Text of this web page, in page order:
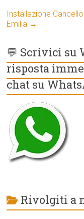
Installazione
Emilia →
💬 Scrivici su
risposta
chat su
Rivolgiti a